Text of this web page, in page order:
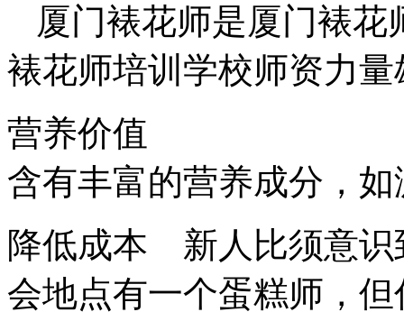
厦门裱花师是厦门裱
裱花师培训学校师资力
营养价值
含有丰富的营养成分，
降低成本 新人比须意识
会地点有一个蛋糕师，